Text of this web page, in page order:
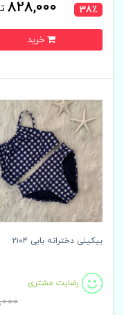
38٪ 828,000
بیکینی دخترانه بابی ۲۱۰۴
رضایت مشتری